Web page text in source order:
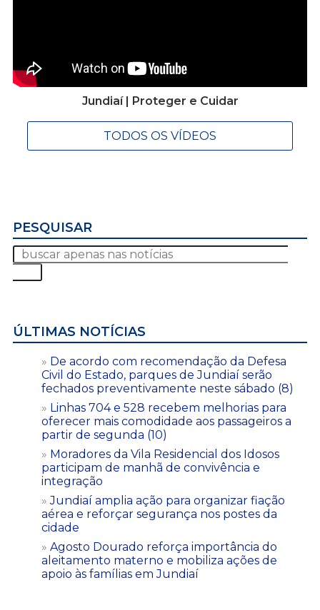
Jundiaí | Proteger e Cuidar
TODOS OS VÍDEOS
PESQUISAR
ÚLTIMAS NOTÍCIAS
De acordo com recomendação da Defesa
Civil do Estado, parques de Jundiaí serão
fechados preventivamente neste sábado (8)
Linhas 704 e 528 recebem melhorias para
oferecer mais comodidade aos passageiros a
partir de segunda (10)
Moradores da Vila Residencial dos Idosos
participam de manhã de convivência e
integração
Jundiaí amplia ação para organizar fiação
aérea e reforçar segurança nos postes da
cidade
Agosto Dourado reforça importância do
aleitamento materno e mobiliza ações de
apoio às famílias em Jundiaí